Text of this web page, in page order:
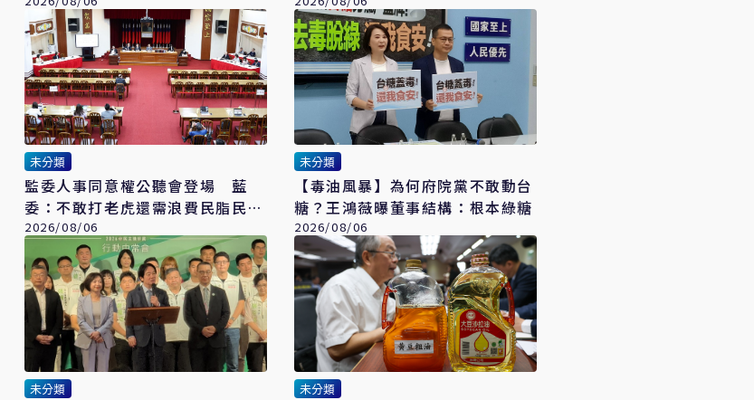
未分類
監委人事同意權公聽會登場 藍
委：不敢打老虎還需浪費民脂民膏
嗎
2026/08/06
未分類
【毒油風暴】為何府院黨不敢動台
糖？王鴻薇曝董事結構：根本綠糖
2026/08/06
未分類 未分類